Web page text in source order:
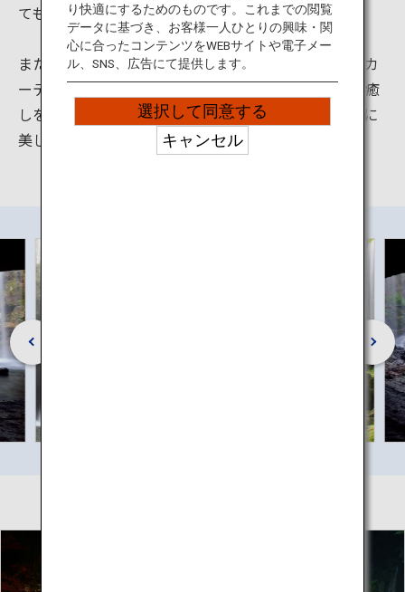
ても優美で神秘的です。
また、滝の裏側にも回ることのでき、落ちてくる水のカ
ーテンの合間から緑の木々と木漏れ日の光が森林浴の癒
しを誘います。水のカーテンを裏側から眺めるとさらに
美しく神秘的です。
り快適にするためのものです。これまでの閲覧
データに基づき、お客様一人ひとりの興味・関
心に合ったコンテンツをWEBサイトや電子メー
ル、SNS、広告にて提供します。
選択して同意する
キャンセル